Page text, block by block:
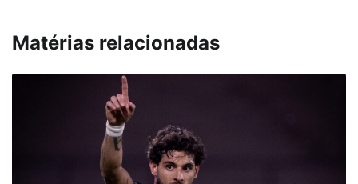
Matérias relacionadas